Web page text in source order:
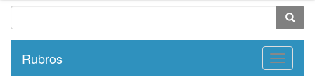
Rubros